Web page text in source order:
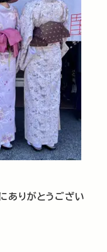
ありがとうござい